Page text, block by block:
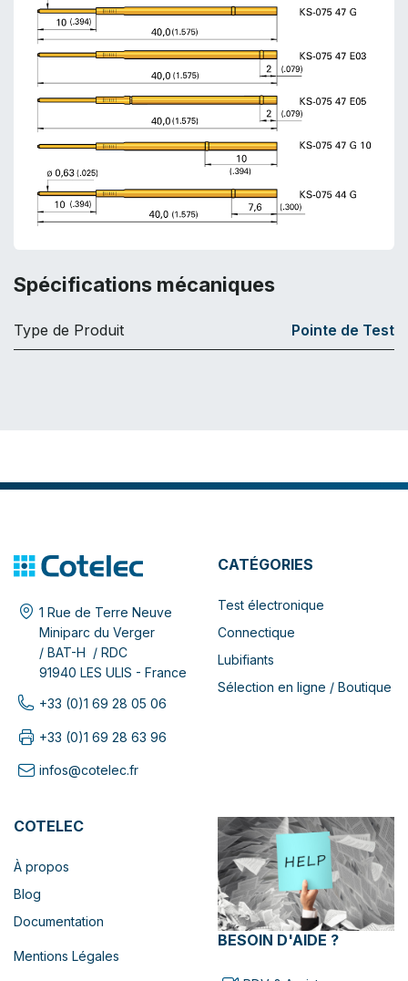
Spécifications mécaniques
Type de Produit Pointe de Test
1 Rue de Terre Neuve
Miniparc du Verger
/ BAT-H / RDC
91940 LES ULIS - France
+33 (0)1 69 28 05 06
+33 (0)1 69 28 63 96
infos@cotelec.fr
CATÉGORIES
Test électronique
Connectique
Lubifiants
Sélection en ligne / Boutique
COTELEC
À propos
Blog
Documentation
Mentions Légales
BESOIN D'AIDE ?